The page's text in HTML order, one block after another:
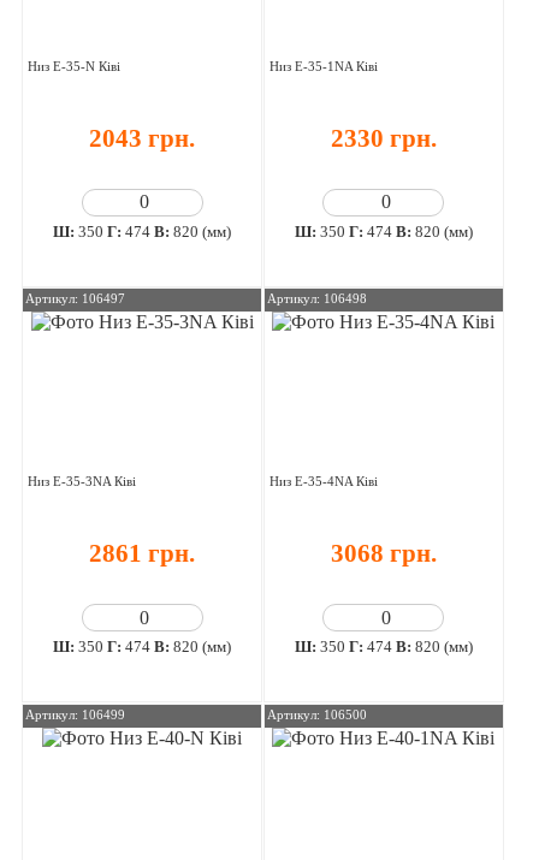
Низ E-35-N Ківі
2043 грн.
Ш:350 Г:474 В:820 (мм)
Низ E-35-1NA Ківі
2330 грн.
Ш: 350 Г: 474В: 820 (мм)
Артикул: 106497
Низ E-35-3NA Ківі
2861 грн.
Ш:350 Г:474 В:820 (мм)
Артикул: 106498
Низ E-35-4NA Ківі
3068 грн.
Ш: 350 Г: 474В: 820 (мм)
Артикул: 106499 Артикул: 106500